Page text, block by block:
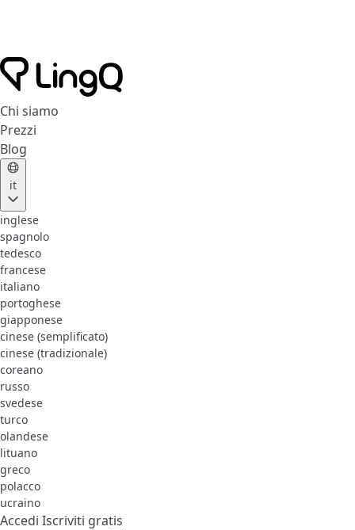
Chi siamo
Prezzi
Blog
it
inglese
spagnolo
tedesco
francese
italiano
portoghese
giapponese
cinese (semplificato)
cinese (tradizionale)
coreano
russo
svedese
turco
olandese
lituano
greco
polacco
ucraino
Accedi Iscriviti gratis